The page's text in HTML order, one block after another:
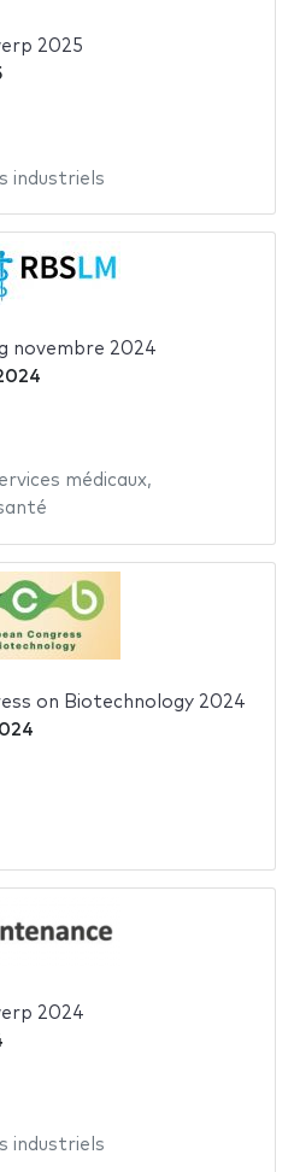
2025
industriels
novembre 2024
médicaux,
on Biotechnology 2024
2024
industriels